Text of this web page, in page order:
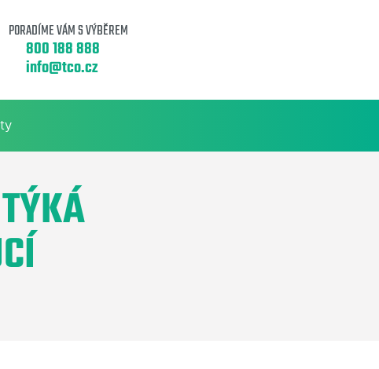
PORADÍME VÁM S VÝBĚREM
800 188 888
info@tco.cz